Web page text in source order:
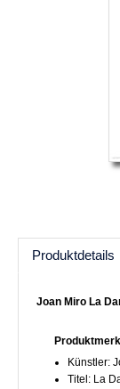
Produktdetails
Joan Miro La
Künstler:
Titel: La